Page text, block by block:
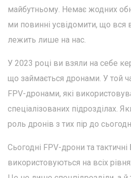
майбутньому. Немає жодних
ми повинні усвідомити, що вся
лежить лише на нас.
У 2023 році ви взяли на себе
що займається дронами. У той
FPV-дронами, які
спеціалізованих підрозділах.
роль дронів з тих пір до
Сьогодні FPV-дрони та
використовуються на всіх